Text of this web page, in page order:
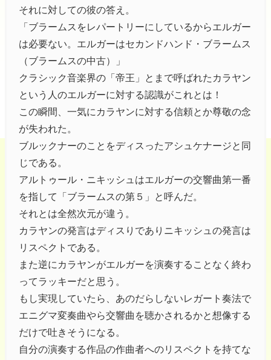
それに対しての彼の答え。
「ブラームスをレパートリーにしているからエルガー
は必要ない。エルガーはセカンドハンド・ブラームス
（ブラームスの中古）」
クラシック音楽界の「帝王」とまで呼ばれたカラヤン
という人のエルガーに対する認識がこれとは！
この瞬間、一気にカラヤンに対する信頼とか尊敬の念
が失われた。
ブルックナーのことをディスったアシュケナージと同
じである。
アルトゥール・ニキッシュはエルガーの交響曲第一番
を指して「ブラームスの第５」と呼んだ。
それとは全然次元が違う。
カラヤンの発言はディスりでありニキッシュの発言は
リスペクトである。
また逆にカラヤンがエルガーを演奏することなく終わ
ってラッキーだと思う。
もし実現していたら、あのだらしないレガート奏法で
エニグマ変奏曲やら交響曲を聴かされるかと想像する
だけで吐きそうになる。
自分の演奏する作品の作曲者へのリスペクトを持てな